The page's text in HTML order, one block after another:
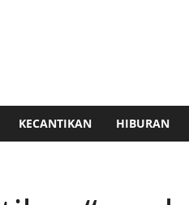
KECANTIKAN HIBURAN